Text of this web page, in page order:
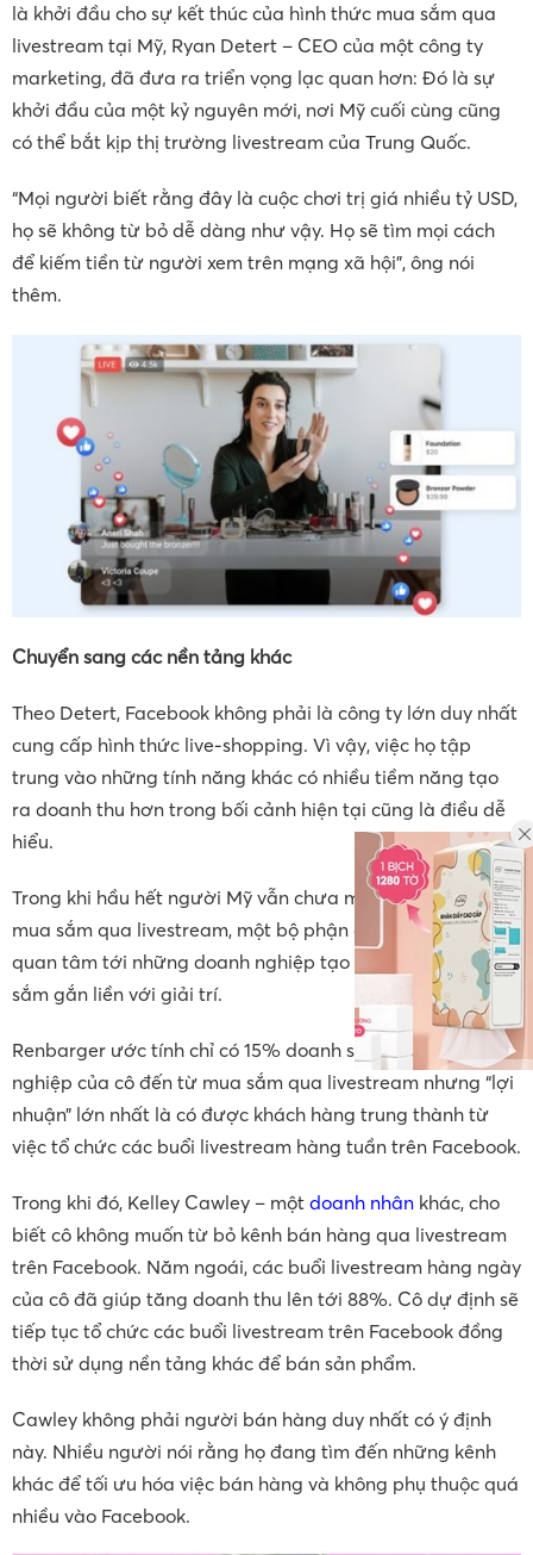
là khởi đầu cho sự kết thúc của hình thức mua sắm qua
livestream tại Mỹ, Ryan Detert – CEO của một công ty
marketing, đã đưa ra triển vọng lạc quan hơn: Đó là sự
khởi đầu của một kỷ nguyên mới, nơi Mỹ cuối cùng cũng
có thể bắt kịp thị trường livestream của Trung Quốc.
“Mọi người biết rằng đây là cuộc chơi trị giá nhiều tỷ USD,
họ sẽ không từ bỏ dễ dàng như vậy. Họ sẽ tìm mọi cách
để kiếm tiền từ người xem trên mạng xã hội”, ông nói
thêm.
Chuyển sang các nền tảng khác
Theo Detert, Facebook không phải là công ty lớn duy nhất
cung cấp hình thức live-shopping. Vì vậy, việc họ tập
trung vào những tính năng khác có nhiều tiềm năng tạo
ra doanh thu hơn trong bối cảnh hiện tại cũng là điều dễ
hiểu.
Trong khi hầu hết người Mỹ vẫn chưa mặn mà với việc
mua sắm qua livestream, một bộ phận đã thể hiện sự
quan tâm tới những doanh nghiệp tạo trải nghiệm mua
sắm gắn liền với giải trí.
Renbarger ước tính chỉ có 15% doanh số của doanh
nghiệp của cô đến từ mua sắm qua livestream nhưng “lợi
nhuận” lớn nhất là có được khách hàng trung thành từ
việc tổ chức các buổi livestream hàng tuần trên Facebook.
Trong khi đó, Kelley Cawley – một doanh nhân khác, cho
biết cô không muốn từ bỏ kênh bán hàng qua livestream
trên Facebook. Năm ngoái, các buổi livestream hàng ngày
của cô đã giúp tăng doanh thu lên tới 88%. Cô dự định sẽ
tiếp tục tổ chức các buổi livestream trên Facebook đồng
thời sử dụng nền tảng khác để bán sản phẩm.
Cawley không phải người bán hàng duy nhất có ý định
này. Nhiều người nói rằng họ đang tìm đến những kênh
khác để tối ưu hóa việc bán hàng và không phụ thuộc quá
nhiều vào Facebook.